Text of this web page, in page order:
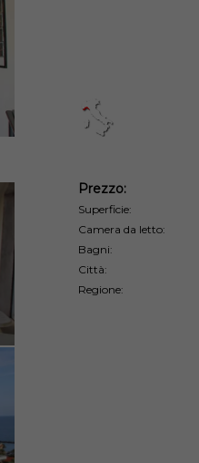
Prezzo:
Superficie:
Camera da letto:
Bagni:
Città:
Regione: